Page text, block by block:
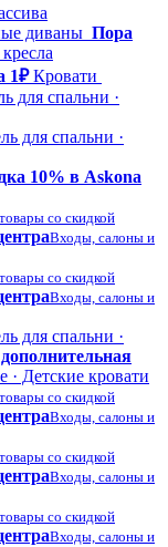
диваны Пора
1₽ Кровати
для спальни ·
для спальни ·
10% в Askona
со скидкой
Входы, салоны и
со скидкой
Входы, салоны и
для спальни ·
· Детские кровати
со скидкой
Входы, салоны и
со скидкой
Входы, салоны и
со скидкой
Входы, салоны и